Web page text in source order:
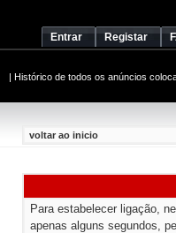
Entrar Registar
| Histórico de todos os anúncios
voltar ao inicio
Para estabelecer ligação,
apenas alguns segundos,